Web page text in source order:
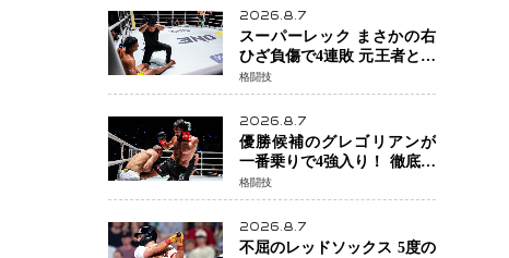
勝利、8連勝を達成
2026.8.7
スーパーレック まさかの右
ひざ負傷で4連敗 元王者とし
て異例の苦境…「アクシデ
ント」でも消えない危険信
号
格闘技
2026.8.7
優勝候補のグレゴリアンが
一番乗りで4強入り！ 徹底し
たローキックでウスビャン
を攻略、判定勝利
格闘技
2026.8.7
不屈のレッドソックス 5度の